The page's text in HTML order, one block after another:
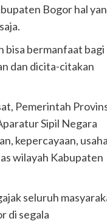
Bogor hal
bisa bermanfaat bagi
dan dicita-citakan
Pemerintah
Sipil Negara
kepercayaan, usaha
wilayah Kabupaten
seluruh
di segala